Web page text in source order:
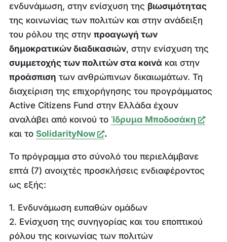
ενδυνάμωση, στην ενίσχυση της βιωσιμότητας
της κοινωνίας των πολιτών και στην ανάδειξη
του ρόλου της στην προαγωγή των
δημοκρατικών διαδικασιών, στην ενίσχυση της
συμμετοχής των πολιτών στα κοινά και στην
προάσπιση των ανθρώπινων δικαιωμάτων. Τη
διαχείριση της επιχορήγησης του προγράμματος
Active Citizens Fund στην Ελλάδα έχουν
αναλάβει από κοινού το Ίδρυμα Μποδοσάκη
και τo SolidarityNow .
Το πρόγραμμα στο σύνολό του περιελάμβανε
επτά (7) ανοιχτές προσκλήσεις ενδιαφέροντος
ως εξής:
1. Ενδυνάμωση ευπαθών ομάδων
2. Ενίσχυση της συνηγορίας και του εποπτικού
ρόλου της κοινωνίας των πολιτών